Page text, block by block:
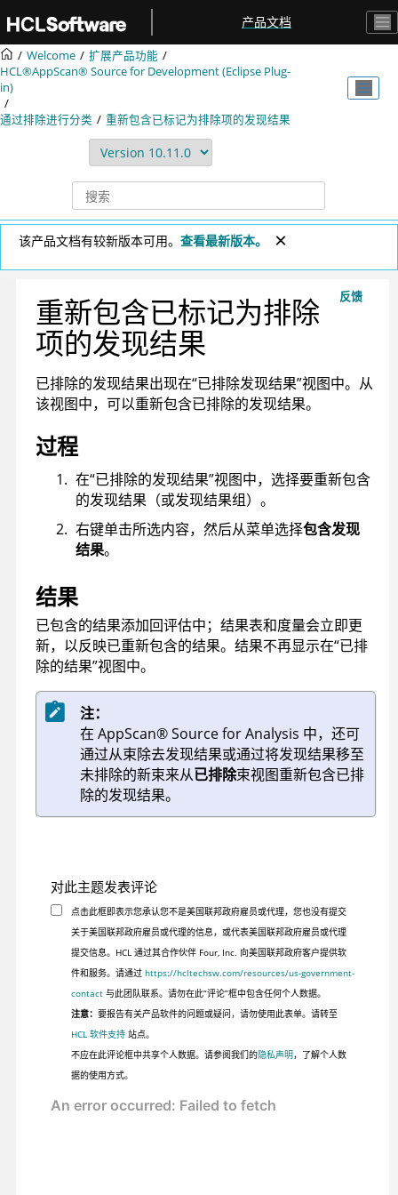
产品文档
Welcome
扩展产品功能
HCL®AppScan® Source for Development (Eclipse Plug-
in)
通过排除进行分类 重新包含已标记为排除项的发现结果
该产品文档有较新版本可用。 查看最新版本。
反馈
重新包含已标记为排除
项的发现结果
已排除的发现结果出现在“已排除发现结果”视图中。从
该视图中，可以重新包含已排除的发现结果。
过程
在“已排除的发现结果”视图中，选择要重新包含
的发现结果（或发现结果组）。
右键单击所选内容，然后从菜单选择包含发现
结果。
结果
已包含的结果添加回评估中；结果表和度量会立即更
新，以反映已重新包含的结果。结果不再显示在“已排
除的结果”视图中。
注：
在 AppScan®Source for Analysis 中，还可
通过从束除去发现结果或通过将发现结果移至
未排除的新束来从已排除束视图重新包含已排
除的发现结果。
对此主题发表评论
点击此框即表示您承认您不是美国联邦政府雇员或代理，您也没有提交
关于美国联邦政府雇员或代理的信息，或代表美国联邦政府雇员或代理
提交信息。HCL 通过其合作伙伴 Four, Inc. 向美国联邦政府客户提供软
件和服务。请通过 https://hcltechsw.com/resources/us-government-
contact与此团队联系。请勿在此“评论”框中包含任何个人数据。
注意： 要报告有关产品软件的问题或疑问，请勿使用此表单。请转至
HCL 软件支持站点。
不应在此评论框中共享个人数据。请参阅我们的隐私声明，了解个人数
据的使用方式。